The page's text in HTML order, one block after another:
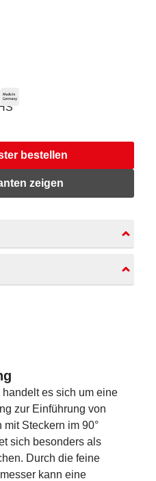
bestellen
zeigen
es sich um eine
zur Einführung von
Steckern im 90°
sich besonders als
Durch die feine
kann eine